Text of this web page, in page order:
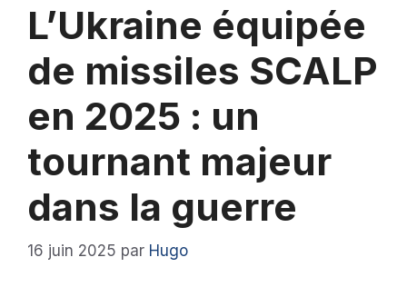
L’Ukraine équipée
de missiles SCALP
en 2025 : un
tournant majeur
dans la guerre
16 juin 2025 par Hugo